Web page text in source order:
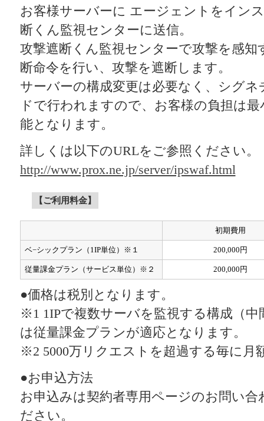
お客様サーバーに エージェントをイン
断くん監視センターに送信。
攻撃遮断くん監視センターで攻撃を感
断命令を行い、攻撃を遮断します。
サーバーの構成変更は必要なく、シグ
ドで行われますので、お客様の負担は最
能となります。
詳しくは以下のURLをご参照ください。
http://www.prox.ne.jp/server/ipswaf.html
【ご利用料金】
初期費用
ベ−シックプラン（1IP単位）※１ 200,000円
従量課金プラン（サービス単位）※２ 200,000円
●価格は税別となります。
※1 1IPで複数サーバを監視する構成（
は従量課金プランが適応となります。
※2 5000万リクエストを超過する毎に月
●お申込方法
お申込みは契約者専用ページのお問い
ださい。